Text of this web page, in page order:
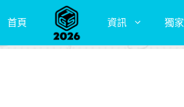
首頁 資訊 獨家